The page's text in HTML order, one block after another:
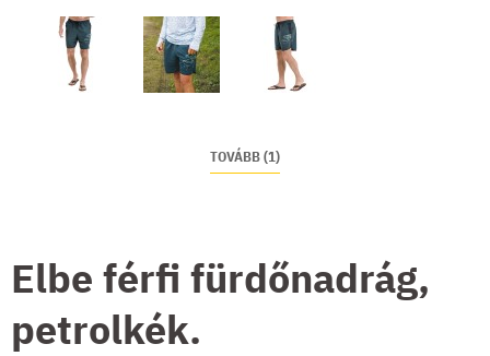
TOVÁBB (1)
Elbe férfi fürdőnadrág,
petrolkék.